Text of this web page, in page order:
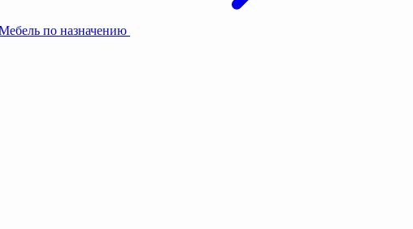
по назначению